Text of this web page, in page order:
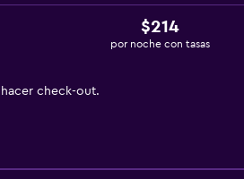
$214
por noche con tasas
check-out.